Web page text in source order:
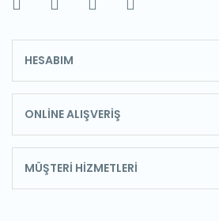
HESABIM
ONLİNE ALIŞVERİŞ
MÜŞTERİ HİZMETLERİ